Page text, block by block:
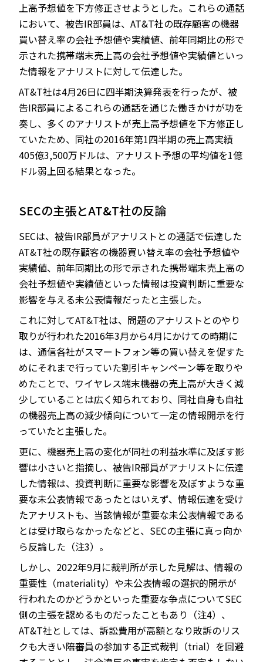
上高予想値を下方修正させようとした。これらの通話
において、被告IR部員は、AT&T社の既存顧客の機器
買い替え率の会社予想値や実績値、前年同期比の形で
示された携帯端末売上高の会社予想値や実績値といっ
た情報をアナリストに対して伝達した。
AT&T社は4月26日に四半期決算発表を行ったが、被
告IR部員によるこれらの通話を通じた働きかけが功を
奏し、多くのアナリストが売上高予想値を下方修正し
ていたため、同社の2016年第1四半期の売上高実績
405億3,500万ドルは、アナリスト予想の平均値を1億
ドル弱上回る結果となった。
SECの主張とAT&T社の反論
SECは、被告IR部員がアナリストとの通話で伝達した
AT&T社の既存顧客の機器買い替え率の会社予想値や
実績値、前年同期比の形で示された携帯端末売上高の
会社予想値や実績値といった情報は投資判断に重要な
影響を与える未公表情報だったと主張した。
これに対してAT&T社は、問題のアナリストとのやり
取りが行われた2016年3月から4月にかけての時期に
は、通信各社がスマートフォン等の買い替えを促すた
めにそれまで行っていた割引キャンペーン等を取りや
めたことで、ワイヤレス端末機器の売上高が大きく減
少していることは広く知られており、同社自身も自社
の機器売上高の減少傾向について一定の情報開示を行
っていたと主張した。
更に、機器売上高の変化が同社の利益水準に及ぼす影
響は小さいと指摘し、被告IR部員がアナリストに伝達
した情報は、投資判断に重要な影響を及ぼすような重
要な未公表情報であったとはいえず、情報伝達を受け
たアナリストも、当該情報が重要な未公表情報である
とは受け取らなかったなどと、SECの主張に真っ向か
ら反論した（注3）。
しかし、2022年9月に裁判所が示した見解は、情報の
重要性（materiality）や未公表情報の選択的開示が
行われたのかどうかといった重要な争点についてSEC
側の主張を認めるものだったこともあり（注4）、
AT&T社としては、訴訟費用が高額となり敗訴のリス
クも大きい陪審員の参加する正式裁判（trial）を回避